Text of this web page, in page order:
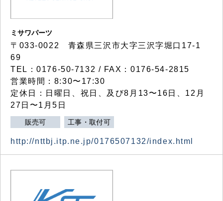
ミサワパーツ
〒033-0022 青森県三沢市大字三沢字堀口17-1
69
TEL：0176-50-7132 / FAX：0176-54-2815
営業時間：8:30〜17:30
定休日：日曜日、祝日、及び8月13〜16日、12月
27日〜1月5日
販売可 工事・取付可
http://nttbj.itp.ne.jp/0176507132/index.html